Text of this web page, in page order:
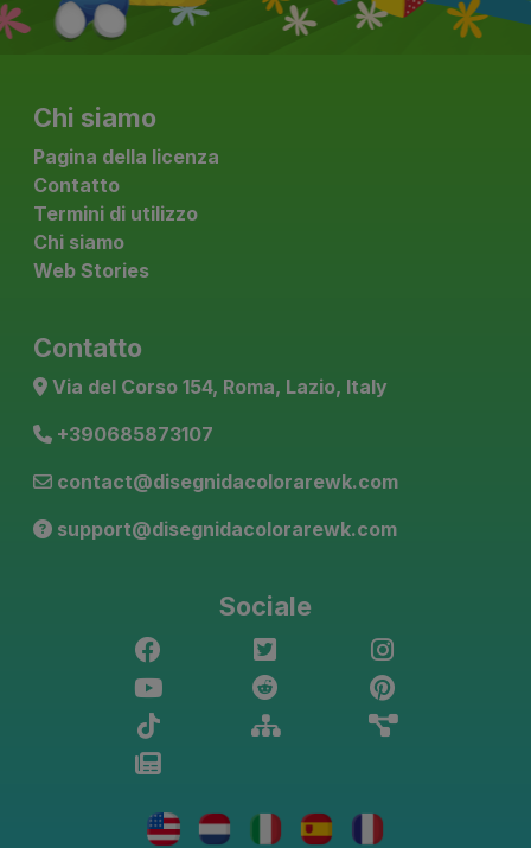
Chi siamo
Pagina della licenza
Contatto
Termini di utilizzo
Chi siamo
Web Stories
Contatto
Via del Corso 154, Roma, Lazio, Italy
+390685873107
contact@disegnidacolorarewk.com
support@disegnidacolorarewk.com
Sociale